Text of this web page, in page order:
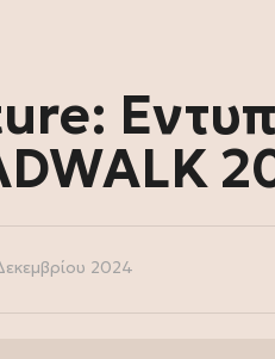
2024